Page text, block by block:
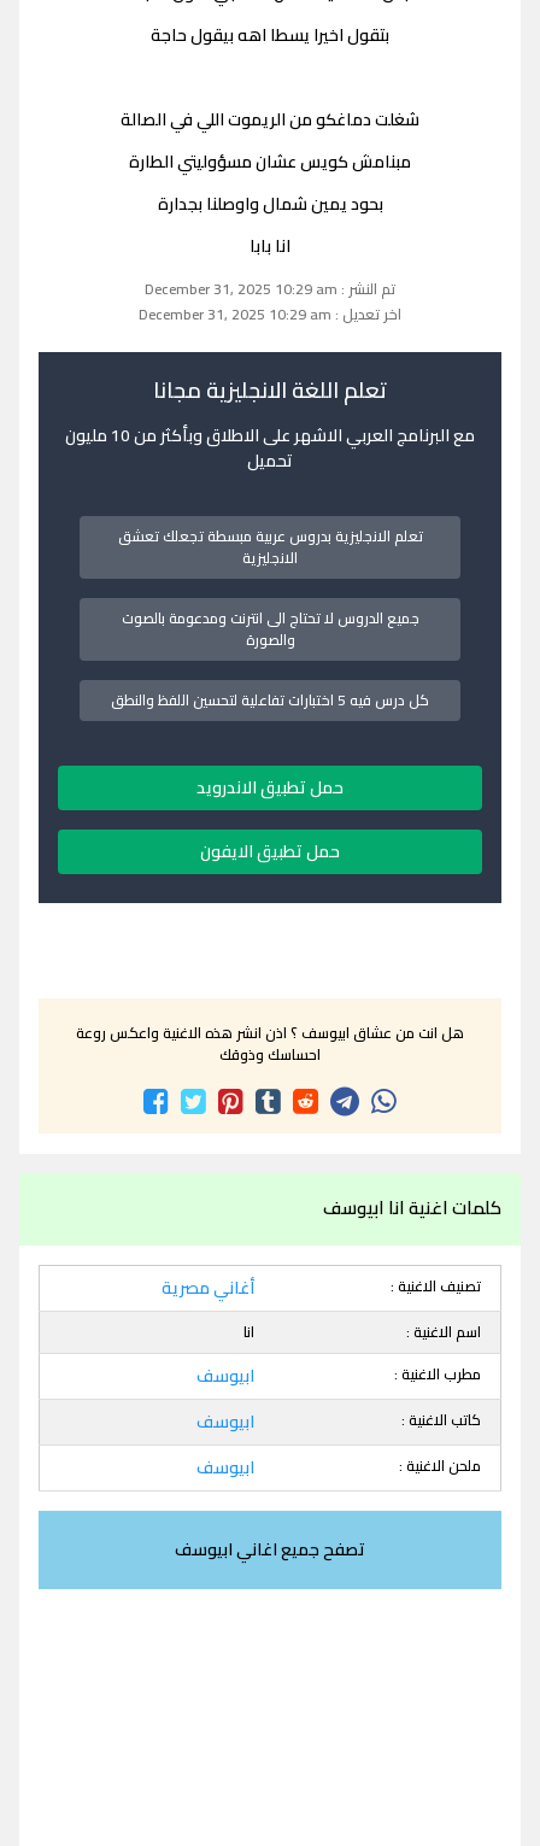
بتقول اخيرا يسطا اهه بيقول حاجة
شغلت دماغكو من الريموت اللي في الصالة
مبنامش كويس عشان مسؤوليتي الطارة
بحود يمين شمال واوصلنا بجدارة
انا بابا
تم النشر : December 31, 2025 10:29 am
اخر تعديل : December 31, 2025 10:29 am
تعلم اللغة الانجليزية مجانا
مع البرنامج العربي الاشهر على الاطلاق وبأكثر من 10 مليون
تحميل
تعلم الانجليزية بدروس عربية مبسطة تجعلك تعشق
الانجليزية
جميع الدروس لا تحتاج الى انترنت ومدعومة بالصوت
والصورة
كل درس فيه 5 اختبارات تفاعلية لتحسين اللفظ والنطق
حمل تطبيق الاندرويد
حمل تطبيق الايفون
هل انت من عشاق ابيوسف ؟ اذن انشر هذه الاغنية واعكس روعة
احساسك وذوقك
كلمات اغنية انا ابيوسف
تصنيف الاغنية : أغاني مصرية
اسم الاغنية :
انا
مطرب الاغنية :
ابيوسف
كاتب الاغنية : ابيوسف
ملحن الاغنية : ابيوسف
تصفح جميع اغاني ابيوسف